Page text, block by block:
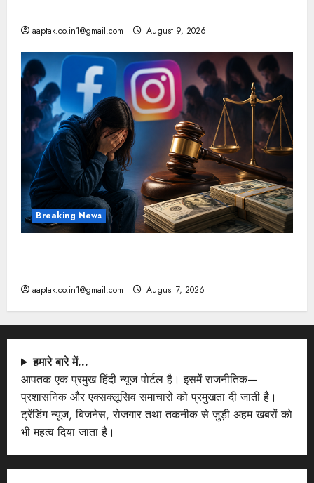
aaptak.co.in1@gmail.com August 9, 2026
Breaking News
aaptak.co.in1@gmail.com August 7, 2026
हमारे बारे में…
आपतक एक प्रमुख हिंदी न्यूज पोर्टल है। इसमें राजनीतिक—
प्रशासनिक और एक्सक्लूसिव समाचारों को प्रमुखता दी जाती है।
ट्रेंडिंग न्यूज, बिजनेस, रोजगार तथा तकनीक से जुड़ी अहम खबरों को
भी महत्व दिया जाता है।